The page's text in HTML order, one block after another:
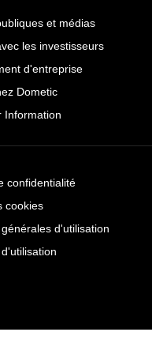
et médias
les investisseurs
d'entreprise
Dometic
Information
confidentialité
cookies
d'utilisation